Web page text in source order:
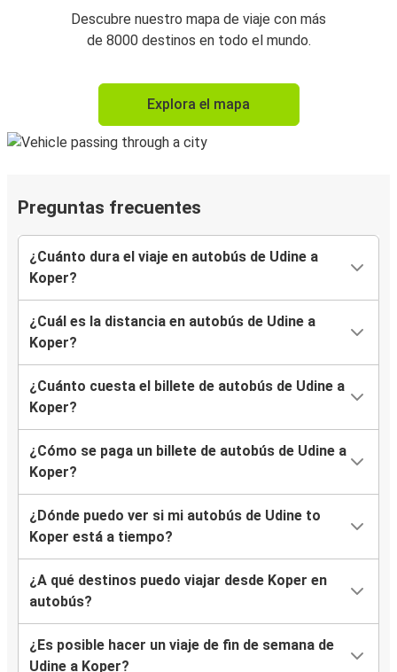
Descubre nuestro mapa de viaje con más
de 8000 destinos en todo el mundo.
Explora el mapa
Preguntas frecuentes
¿Cuánto dura el viaje en autobús de Udine a
Koper?
¿Cuál es la distancia en autobús de Udine a
Koper?
¿Cuánto cuesta el billete de autobús de Udine a
Koper?
¿Cómo se paga un billete de autobús de Udine a
Koper?
¿Dónde puedo ver si mi autobús de Udine to
Koper está a tiempo?
¿A qué destinos puedo viajar desde Koper en
autobús?
¿Es posible hacer un viaje de fin de semana de
Udine a Koper?